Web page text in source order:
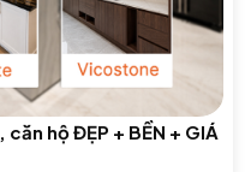
hộ ĐẸP + BỀN + GIÁ